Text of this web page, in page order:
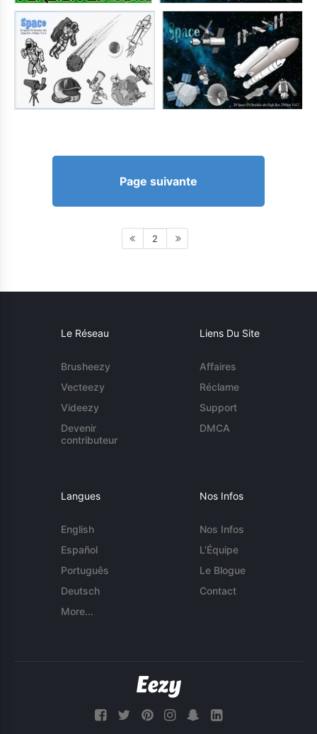
Page suivante
2
Le Réseau
Brusheezy
Vecteezy
Videezy
Devenir
contributeur
Liens Du Site
Affaires
Réclame
Support
DMCA
Langues
English
Español
Português
Deutsch
More...
Nos Infos
Nos Infos
L'Équipe
Le Blogue
Contact